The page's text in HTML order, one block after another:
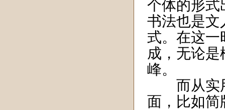
个体的形式
书法也是文
式。在这一
成，无论
峰。
而从实用
面，比如